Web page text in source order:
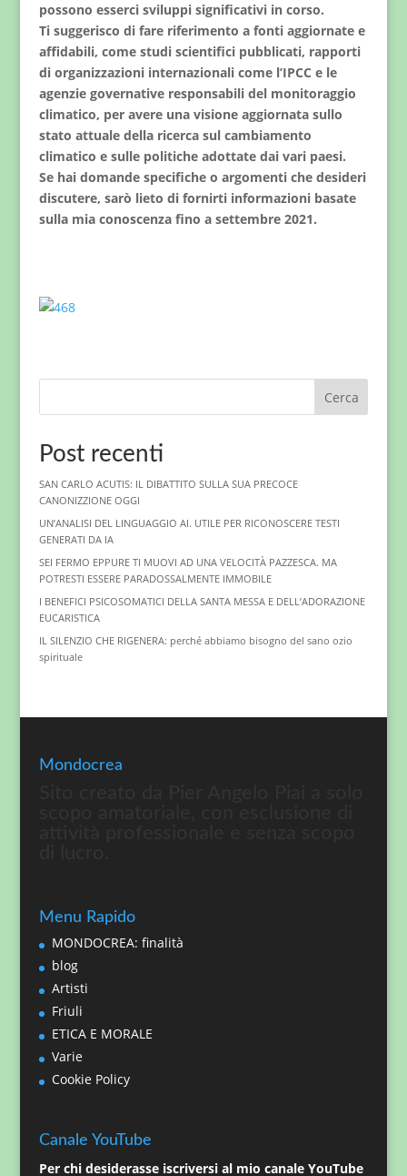
possono esserci sviluppi significativi in corso.
Ti suggerisco di fare riferimento a fonti aggiornate e
affidabili, come studi scientifici pubblicati, rapporti
di organizzazioni internazionali come l’IPCC e le
agenzie governative responsabili del monitoraggio
climatico, per avere una visione aggiornata sullo
stato attuale della ricerca sul cambiamento
climatico e sulle politiche adottate dai vari paesi.
Se hai domande specifiche o argomenti che desideri
discutere, sarò lieto di fornirti informazioni basate
sulla mia conoscenza fino a settembre 2021.
Cerca
Post recenti
SAN CARLO ACUTIS: IL DIBATTITO SULLA SUA PRECOCE
CANONIZZIONE OGGI
UN’ANALISI DEL LINGUAGGIO AI. UTILE PER RICONOSCERE TESTI
GENERATI DA IA
SEI FERMO EPPURE TI MUOVI AD UNA VELOCITÀ PAZZESCA. MA
POTRESTI ESSERE PARADOSSALMENTE IMMOBILE
I BENEFICI PSICOSOMATICI DELLA SANTA MESSA E DELL’ADORAZIONE
EUCARISTICA
IL SILENZIO CHE RIGENERA: perché abbiamo bisogno del sano ozio
spirituale
Mondocrea
Menu Rapido
MONDOCREA: finalità
blog
Artisti
Friuli
ETICA E MORALE
Varie
Cookie Policy
Canale YouTube
Per chi desiderasse iscriversi al mio canale YouTube